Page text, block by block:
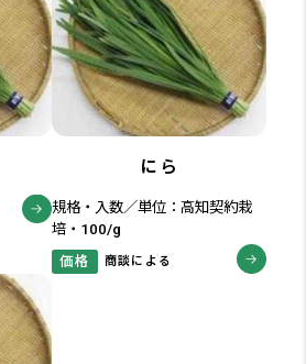
にら
規格・入数／単位：高知契約栽
培・100/g
価格
商談による